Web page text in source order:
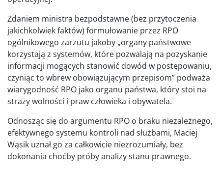
Zdaniem ministra bezpodstawne (bez przytoczenia
jakichkolwiek faktów) formułowanie przez RPO
ogólnikowego zarzutu jakoby „organy państwowe
korzystają z systemów, które pozwalają na pozyskanie
informacji mogących stanowić dowód w postępowaniu,
czyniąc to wbrew obowiązującym przepisom” podważa
wiarygodność RPO jako organu państwa, który stoi na
straży wolności i praw człowieka i obywatela.
Odnosząc się do argumentu RPO o braku niezależnego,
efektywnego systemu kontroli nad służbami, Maciej
Wąsik uznał go za całkowicie niezrozumiały, bez
dokonania choćby próby analizy stanu prawnego.